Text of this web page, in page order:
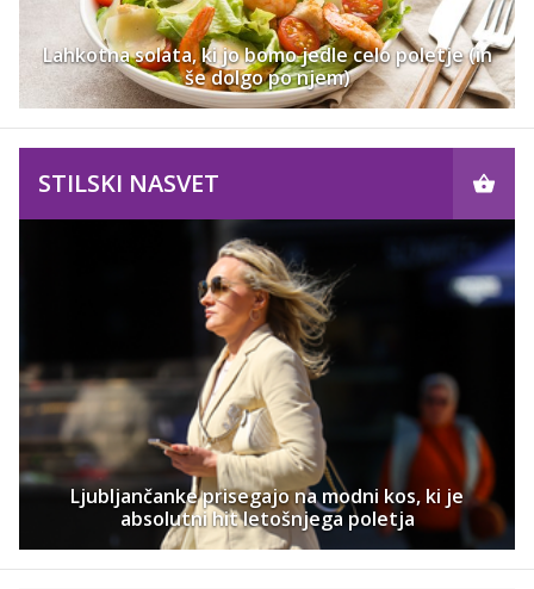
Lahkotna solata, ki jo bomo jedle celo poletje (in
še dolgo po njem)
STILSKI NASVET
Ljubljančanke prisegajo na modni kos, ki je
absolutni hit letošnjega poletja